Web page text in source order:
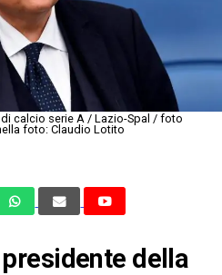
calcio serie A / Lazio-Spal / foto
foto: Claudio Lotito
della